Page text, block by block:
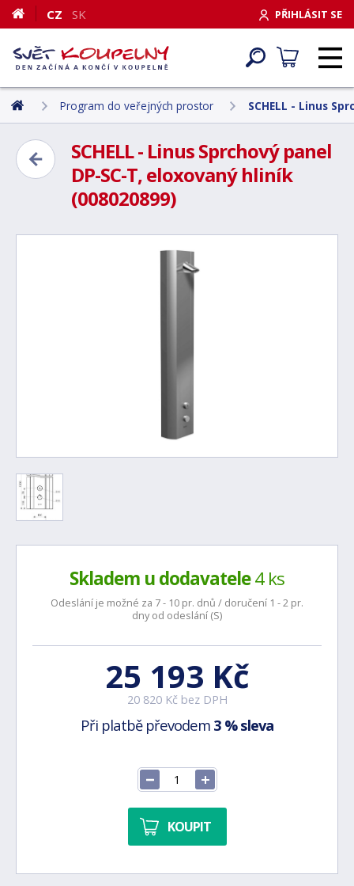
PŘIHLÁSIT SE
CZ SK
Program do veřejných prostor SCHELL - Linus
SCHELL - Linus Sprchový panel
DP-SC-T, eloxovaný hliník
(008020899)
Skladem u dodavatele4 ks
Odeslání je možné za 7 - 10 pr. dnů / doručení 1 - 2 pr.
dny od odeslání (S)
25 193 Kč
20 820 Kč bez DPH
Při platbě převodem 3 % sleva
KOUPIT